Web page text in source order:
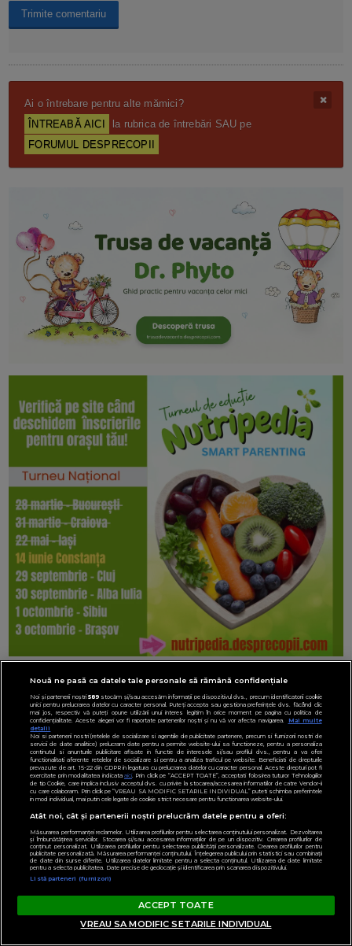
Ai o întrebare pentru alte mămici?
ÎNTREABĂ AICI
la rubrica de întrebări SAU pe
FORUMUL DESPRECOPII
Nouă ne pasă ca datele tale personale să rămână confidențiale
Noi și partenerii noștri589stocăm și/sau accesăm informații pe dispozitivul dvs., precum identificatorii cookie
unici pentru prelucrarea datelor cu caracter personal. Puteți accepta sau gestiona preferințele dvs. făcând clic
mai jos, respectiv vă puteți opune utilizării unui interes legitim în orice moment pe pagina cu politica de
confidențialitate. Aceste alegeri vor fi raportate partenerilor noștri și nu vă vor afecta navigarea.
Mai multe
detalii
Noi si partenerii nostri (retelele de socializare si agentiile de publicitate partenere, precum si furnizorii nostri de
servicii de date analitice) prelucram date pentru a permite website-ului sa functioneze, pentru a personaliza
continutul si anunturile publicitare afisate in functie de interesele si/sau profilul dvs., pentru a va oferi
functionalitati aferente retelelor de socializare si pentru a analiza traficul pe website. Beneficiati de drepturile
prevazute de art. 15-22 din GDPR in legatura cu prelucrarea datelor cu caracter personal. Aceste drepturi pot fi
exercitate prin modalitatea indicataaici. Prin click pe “ACCEPT TOATE”, acceptati folosirea tuturor Tehnologiilor
de tip Cookie, care implica inclusiv acceptul dvs. cu privire la stocarea/accesarea informatiilor de catre Vendor-ii
cu care colaboram. Prin click pe “VREAU SA MODIFIC SETARILE INDIVIDUAL” puteti schimba preferintele
in mod individual, mai putin cele legate de cookie strict necesare pentru functionarea website-ului.
Atât noi, cât și partenerii noștri prelucrăm datele pentru a oferi:
Măsurarea performanței reclamelor. Utilizarea profilurilor pentru selectarea conținutului personalizat. Dezvoltarea
și îmbunătățirea serviciilor. Stocarea și/sau accesarea informațiilor de pe un dispozitiv. Crearea profilurilor de
conținut personalizat. Utilizarea profilurilor pentru selectarea publicității personalizate. Crearea profilurilor pentru
publicitate personalizată. Măsurarea performanței conținutului. Înțelegerea publicului prin statistici sau combinații
de date din surse diferite. Utilizarea datelor limitate pentru a selecta conținutul. Utilizarea de date limitate
pentru a selecta publicitatea. Date precise de geolocație și identificarea prin scanarea dispozitivului.
Listă parteneri (furnizori)
ACCEPT TOATE
VREAU SA MODIFIC SETARILE INDIVIDUAL